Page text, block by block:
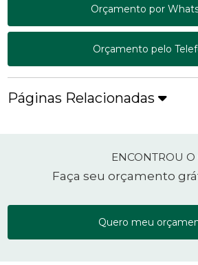
Orçamento por
Orçamento pelo
Páginas Relacionadas
ENCONTROU
Faça seu orçamento
Quero meu